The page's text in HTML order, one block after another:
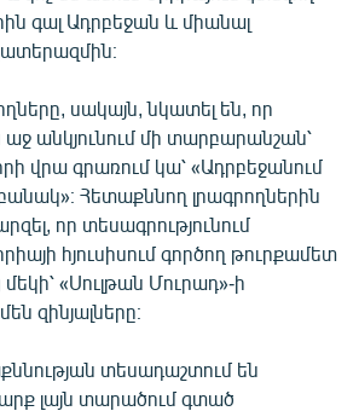
գալ Ադրբեջան և միանալ
սակայն, նկատել են, որ
աջ անկյունում մի տարբարանշան՝
վրա գրառում կա՝ «Ադրբեջանում
Հետաքննող լրագրողներին
որ տեսագրությունում
հյուսիսում գործող թուրքամետ
«Սուլթան Մուրադ»-ի
զինյալները։
տեսադաշտում են
լայն տարածում գտած